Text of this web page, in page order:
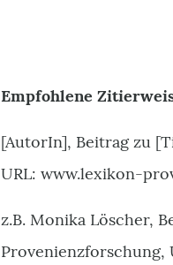
Empfohlene
[AutorIn], Beitrag zu
URL: www.lexikon-
z.B. Monika Löscher,
Provenienzforschung,